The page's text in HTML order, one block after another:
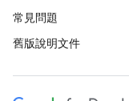
常見問題
舊版說明文件